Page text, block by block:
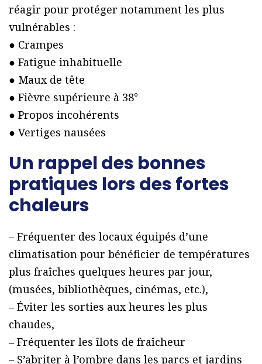
réagir pour protéger notamment les plus
vulnérables :
● Crampes
● Fatigue inhabituelle
● Maux de tête
● Fièvre supérieure à 38°
● Propos incohérents
● Vertiges nausées
Un rappel des bonnes
pratiques lors des fortes
chaleurs
– Fréquenter des locaux équipés d’une
climatisation pour bénéficier de températures
plus fraîches quelques heures par jour,
(musées, bibliothèques, cinémas, etc.),
– Éviter les sorties aux heures les plus
chaudes,
– Fréquenter les îlots de fraîcheur
– S’abriter à l’ombre dans les parcs et jardins